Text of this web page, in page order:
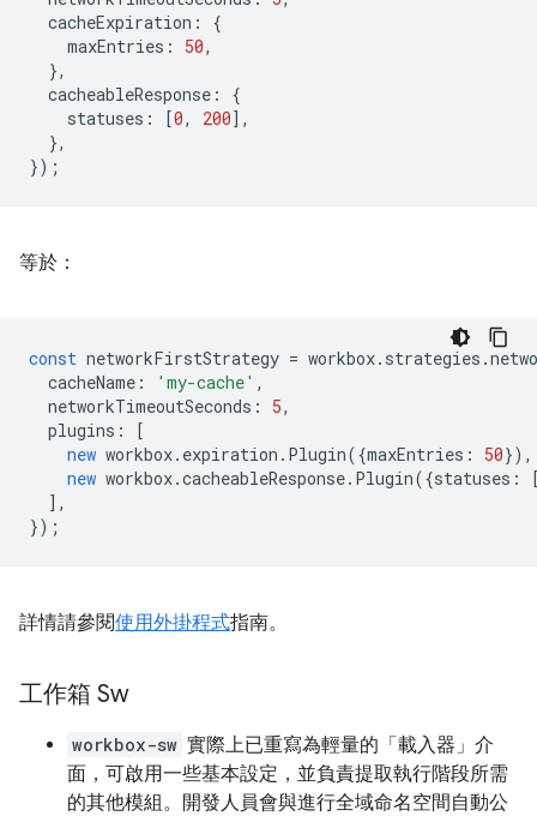
cacheExpiration :
{
maxEntries : 50,
},
cacheableResponse :
{
statuses : [0, 200],
},
});
等於：
const networkFirstStrategy = workbox. strategies .
cacheName : 'my-cache' ,
networkTimeoutSeconds : 5,
plugins :
[
new workbox. expiration . Plugin({maxEntries : 50}),
new workbox.cacheableResponse. Plugin({statuses :
],
});
詳情請參閱使用外掛程式指南。
工作箱 Sw
workbox-sw 實際上已重寫為輕量的「載入器」介
面，可啟用一些基本設定，並負責提取執行階段所需
的其他模組。開發人員會與進行全域命名空間自動公